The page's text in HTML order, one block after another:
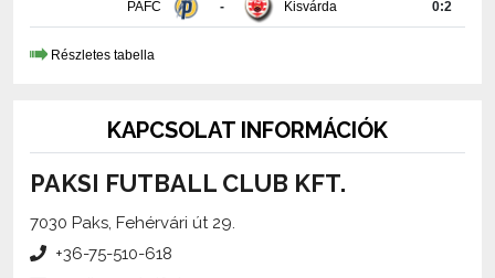
Részletes tabella
PAKSI FUTBALL CLUB KFT.
7030 Paks, Fehérvári út 29.